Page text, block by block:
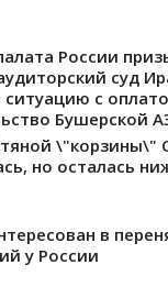
России
суд
ситуацию с
Бушерской
\"корзины\"
но осталась
в
у России